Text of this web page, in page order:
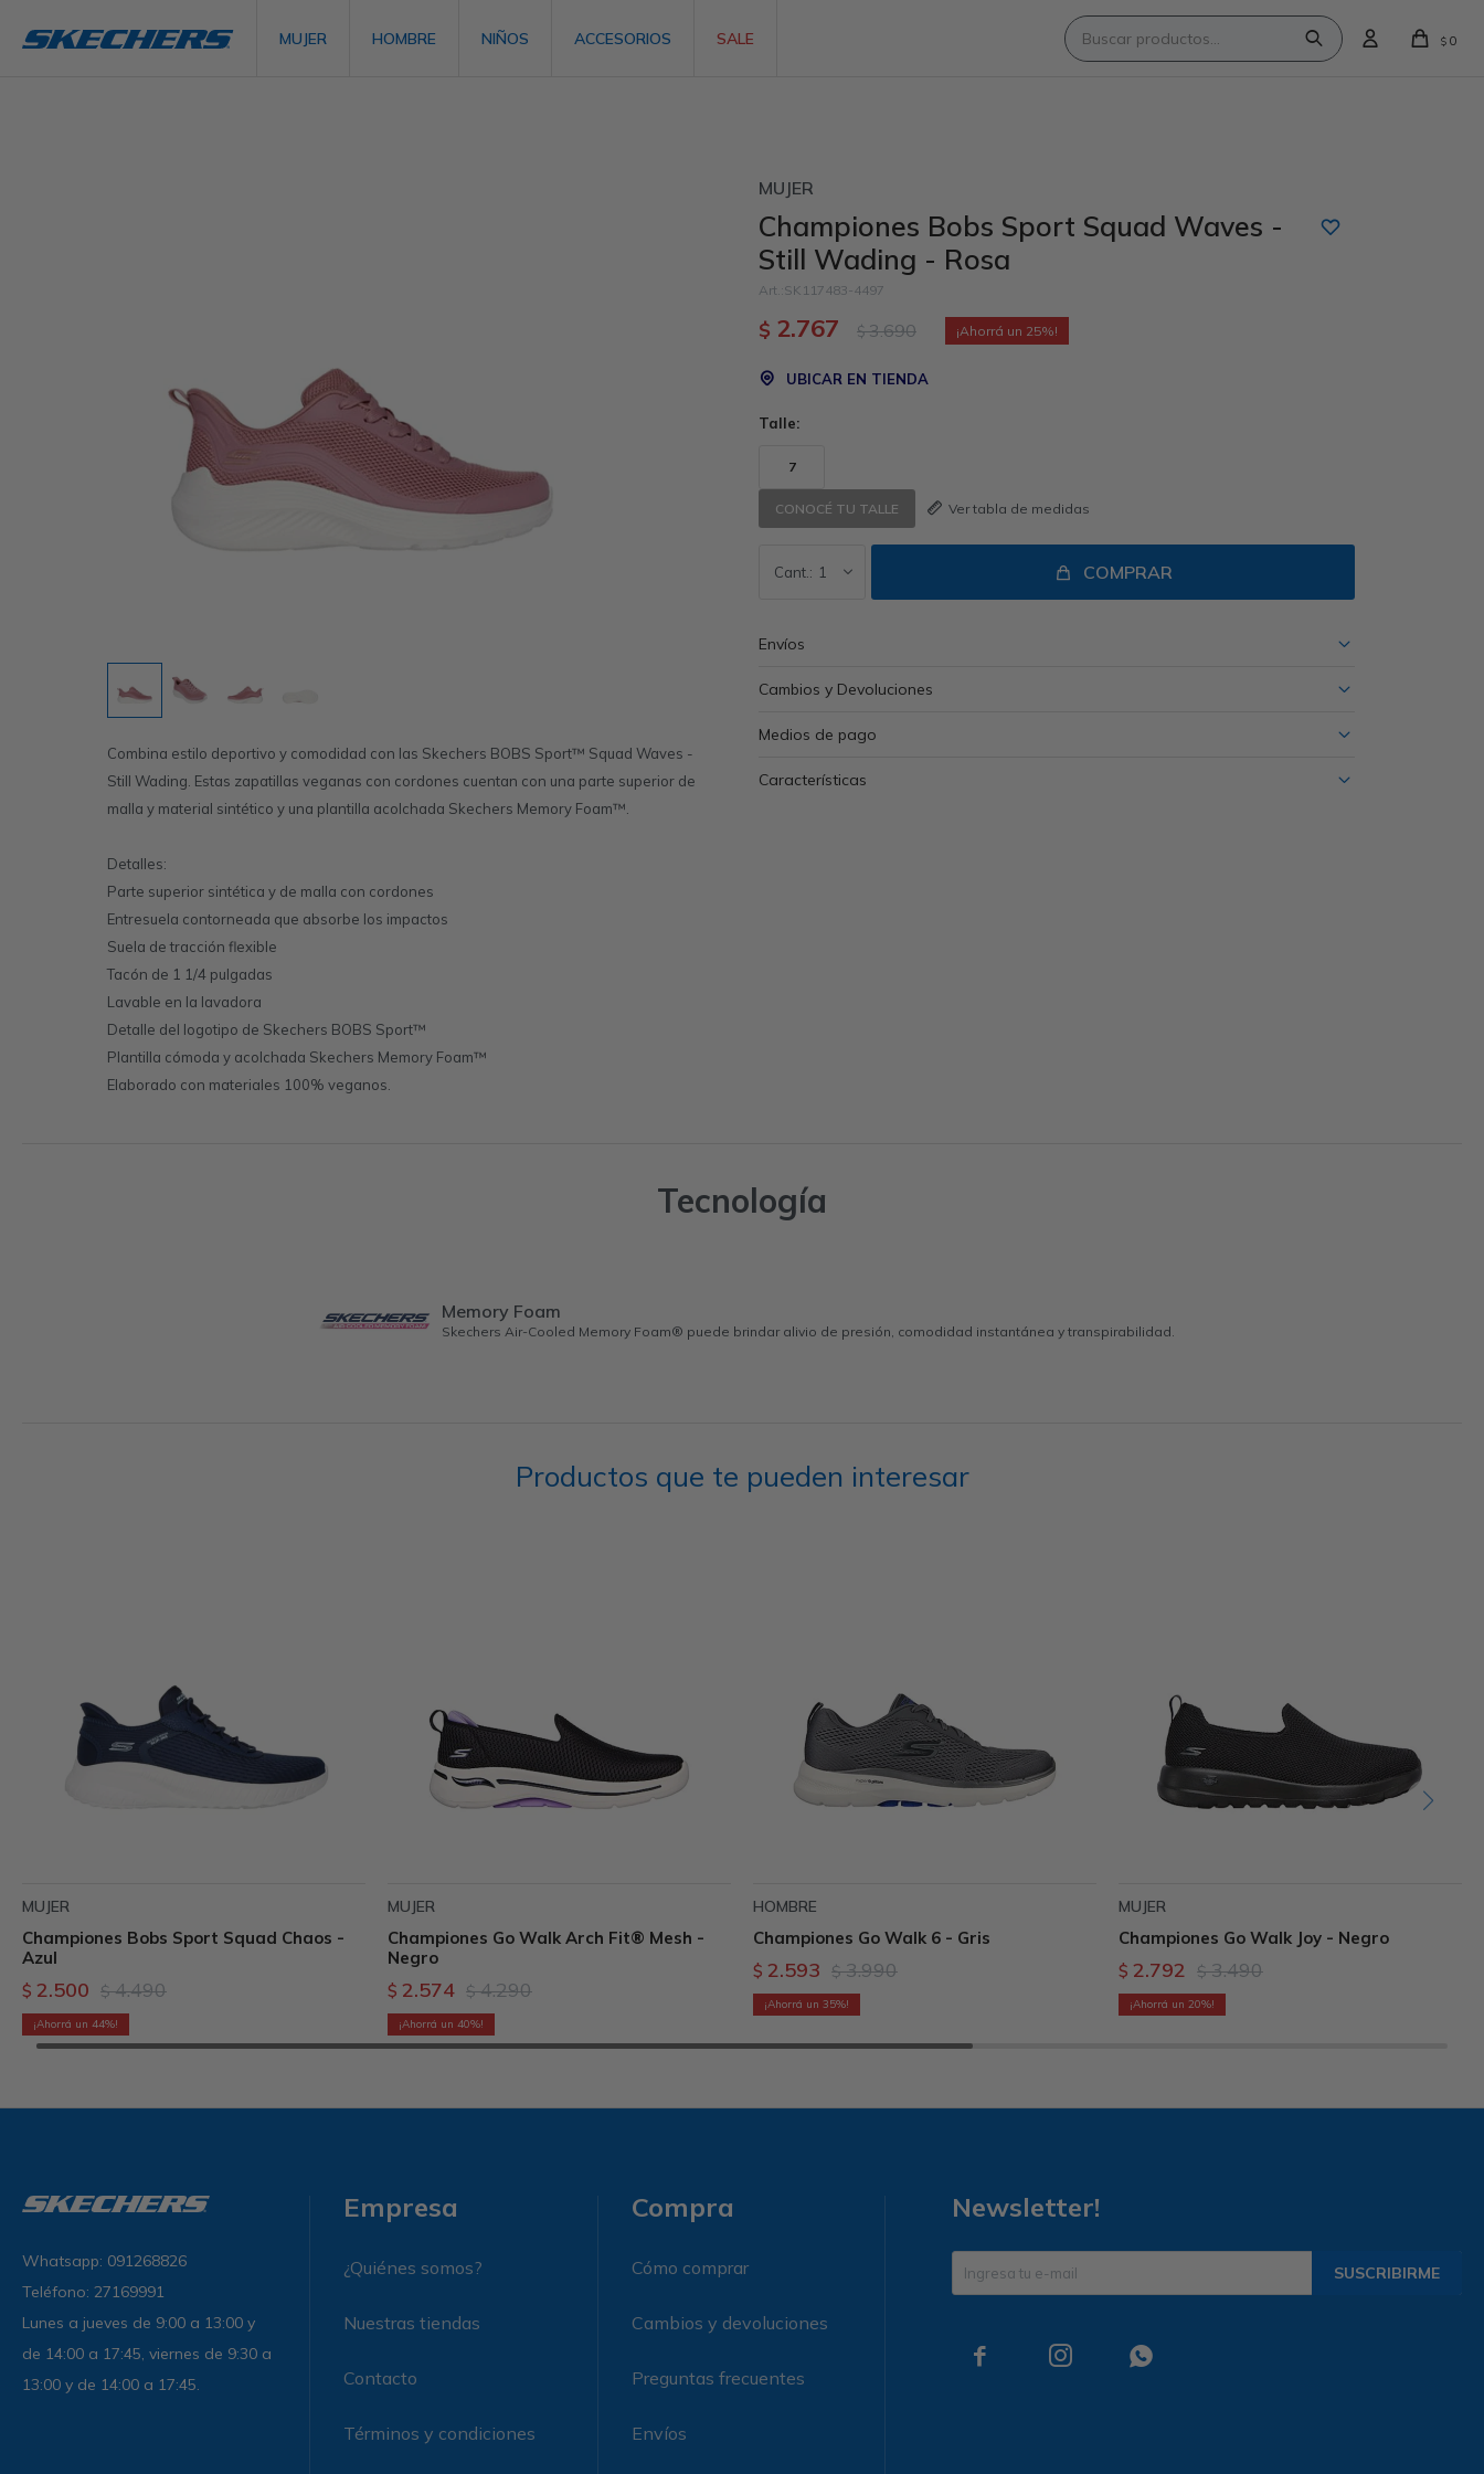
MUJER HOMBRE NIÑOS ACCESORIOS SALE $ 0
Combina estilo deportivo y comodidad con las Skechers BOBS Sport™ Squad Waves -
Still Wading. Estas zapatillas veganas con cordones cuentan con una parte superior de
malla y material sintético y una plantilla acolchada Skechers Memory Foam™.
Detalles:
Parte superior sintética y de malla con cordones
Entresuela contorneada que absorbe los impactos
Suela de tracción flexible
Tacón de 1 1/4 pulgadas
Lavable en la lavadora
Detalle del logotipo de Skechers BOBS Sport™
Plantilla cómoda y acolchada Skechers Memory Foam™
Elaborado con materiales 100% veganos.
MUJER
Championes Bobs Sport Squad Waves -
Still Wading - Rosa
SK117483-4497
$ 2.767 $3.690 25
UBICAR EN TIENDA
Talle:
7
CONOCÉ TU TALLE Ver tabla de medidas
1 COMPRAR
Envíos
Cambios y Devoluciones
Medios de pago
Características
Tecnología
Memory Foam
Skechers Air-Cooled Memory Foam® puede brindar alivio de presión, comodidad instantánea y transpirabilidad.
Productos que te pueden interesar
MUJER
Championes Bobs Sport Squad Chaos -
Azul
$ 2.500 $ 4.490
44
MUJER
Championes Go Walk Arch Fit® Mesh -
Negro
$ 2.574 $ 4.290
40
HOMBRE
Championes Go Walk 6 - Gris
$ 2.593 $ 3.990
35
MUJER
Championes Go Walk Joy - Negro
$ 2.792 $ 3.490
20
Whatsapp: 091268826
Teléfono: 27169991
Lunes a jueves de 9:00 a 13:00 y
de 14:00 a 17:45, viernes de 9:30 a
13:00 y de 14:00 a 17:45.
Empresa
¿Quiénes somos?
Nuestras tiendas
Contacto
Términos y condiciones
Compra
Cómo comprar
Cambios y devoluciones
Preguntas frecuentes
Envíos
Newsletter!
SUSCRIBIRME
  